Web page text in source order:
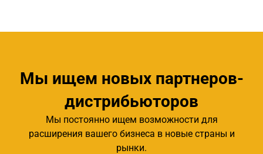
Мы ищем новых партнеров-
дистрибьюторов
Мы постоянно ищем возможности для
расширения вашего бизнеса в новые страны и
рынки.